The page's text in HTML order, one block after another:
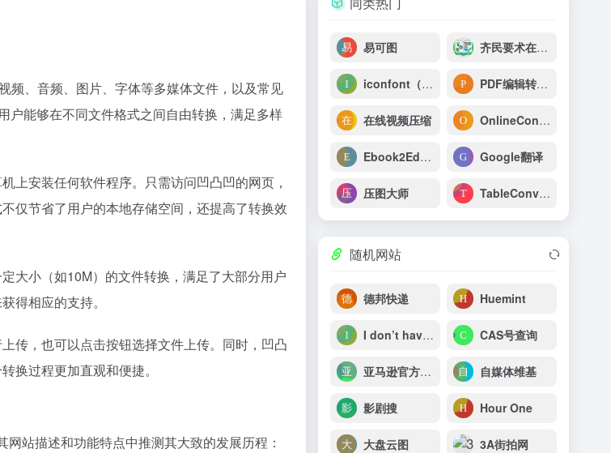
频、音频、图片、字体等多媒体文件，以及常见
户能够在不同文件格式之间自由转换，满足多样
上安装任何软件程序。只需访问凹凸凹的网页，
仅节省了用户的本地存储空间，还提高了转换效
大小（如10M）的文件转换，满足了大部分用户
得相应的支持。
传，也可以点击按钮选择文件上传。同时，凹凸
换过程更加直观和便捷。
站描述和功能特点中推测其大致的发展历程：
易可图 齐民要术在线工具网
iconfont（阿里图标库） PDF编辑转换器
在线视频压缩 OnlineConvert在线转换器
Ebook2Edit电子书转换器 Google翻译
压图大师 TableConvert
随机网站
德邦快递 Huemint
I don’t have spotify CAS号查询
亚马逊官方讲堂 自媒体维基
影剧搜 Hour One
大盘云图 3A街拍网